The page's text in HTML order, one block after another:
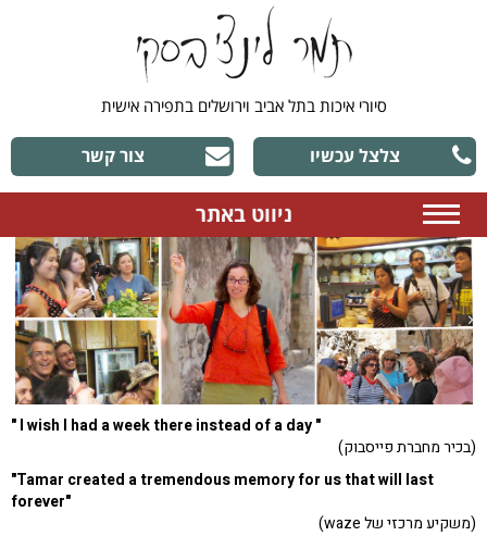
סיורי איכות בתל אביב וירושלים בתפירה אישית
צלצל עכשיו צור קשר
ניווט באתר
" I wish I had a week there instead of a day "
(בכיר מחברת פייסבוק)
"Tamar created a tremendous memory for us that will last
forever"
(משקיע מרכזי של waze)